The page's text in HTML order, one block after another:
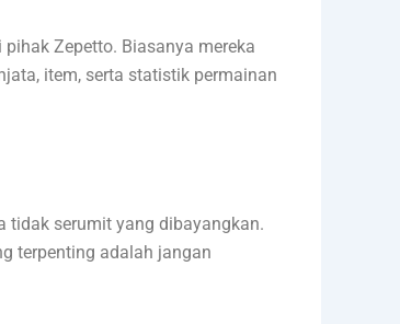
Zepetto. Biasanya mereka
item, serta statistik permainan
tidak serumit yang dibayangkan.
terpenting adalah jangan